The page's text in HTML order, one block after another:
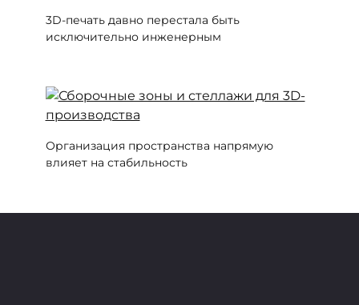
3D-печать давно перестала быть
исключительно инженерным
Организация пространства напрямую
влияет на стабильность